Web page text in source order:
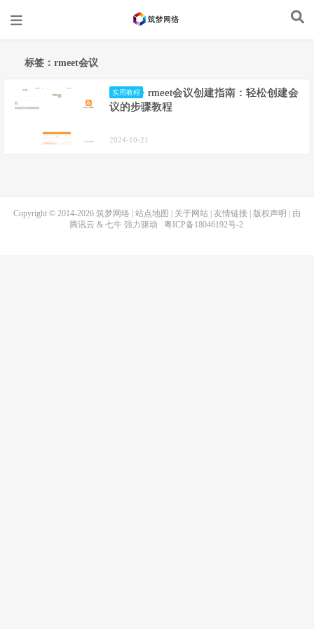
标签：rmeet会议
实用教程
rmeet会议创建指南：轻松创建会
议的步骤教程
2024-10-21
Copyright © 2014-2026 筑梦网络 站点地图 关于网站 友情链接 版权声明
| 由
腾讯云 & 七牛强力驱动 粤ICP备18046192号-2